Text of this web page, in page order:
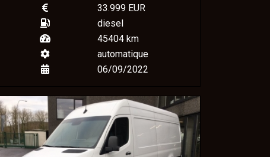
33.999 EUR
diesel
45404 km
automatique
06/09/2022